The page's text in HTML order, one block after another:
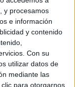
y procesamos
e información
y contenido
Con su
utilizar datos de
mediante las
para otorgarnos
se al final como
este año si
otra vez la
De todas formas
comentarios